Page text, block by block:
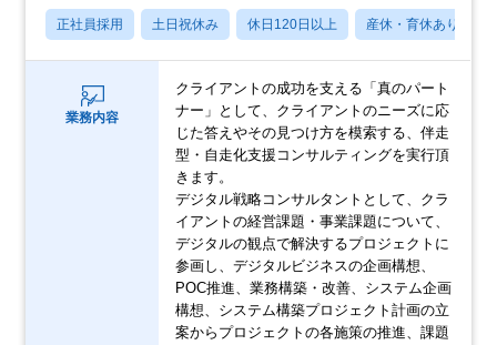
正社員採用 土日祝休み 休日120日以上 産休・育休あり
業務内容
クライアントの成功を支える「真のパート
ナー」として、クライアントのニーズに応
じた答えやその見つけ方を模索する、伴走
型・自走化支援コンサルティングを実行頂
きます。
デジタル戦略コンサルタントとして、クラ
イアントの経営課題・事業課題について、
デジタルの観点で解決するプロジェクトに
参画し、デジタルビジネスの企画構想、
POC推進、業務構築・改善、システム企画
構想、システム構築プロジェクト計画の立
案からプロジェクトの各施策の推進、課題